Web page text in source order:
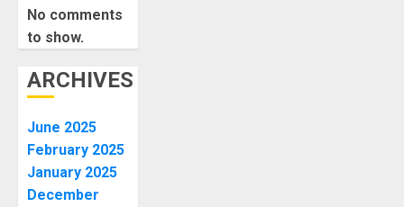
No comments
to show.
ARCHIVES
June 2025
February 2025
January 2025
December